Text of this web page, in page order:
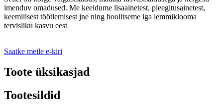
imenduv omadused. Me keeldume lisaainetest, pleegitusainetest,
keemilisest töötlemisest jne ning hoolitseme iga lemmiklooma
tervisliku kasvu eest
Saatke meile e-kiri
Toote üksikasjad
Tootesildid